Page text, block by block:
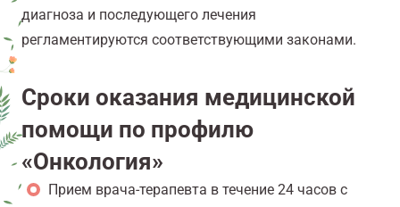
диагноза и последующего лечения
регламентируются соответствующими законами.
Сроки оказания медицинской
помощи по профилю
«Онкология»
Прием врача-терапевта в течение 24 часов с